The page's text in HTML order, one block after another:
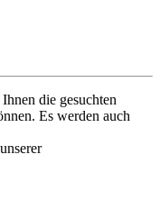
die gesuchten
Es werden auch